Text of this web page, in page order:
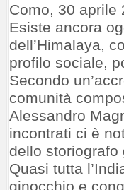
Como, 30 aprile
Esiste ancora
dell’Himalaya,
profilo sociale,
Secondo
comunità
Alessandro
incontrati ci è
dello storiografo
Quasi tutta
ginocchio e